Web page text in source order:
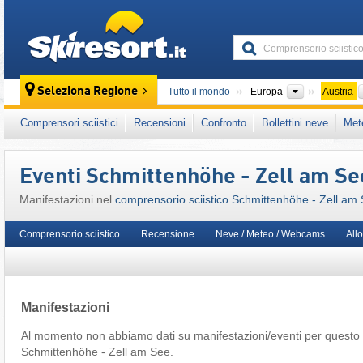
Seleziona Regione Tutto il mondo Europa Continenti
Austria
Questo comprensorio sciistico è presente
Epic Pass
Alpi Orientali Centrali Austria
Unione Europea
Comprensori sciistici Recensioni Confronto Bollettini neve
Eventi Schmittenhöhe - Zell am
Manifestazioni nel comprensorio sciistico Schmittenhöhe - Zell am
Comprensorio sciistico Recensione Neve / Meteo / Webcams
Manifestazioni
Al momento non abbiamo dati su manifestazioni/eventi per
Schmittenhöhe - Zell am See.